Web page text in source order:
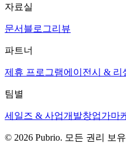
자료실
문서 블로그리뷰
파트너
제휴 프로그램에이전시 & 리
팀별
세일즈 & 사업개발창업가마
© 2026 Pubrio. 모든 권리 보